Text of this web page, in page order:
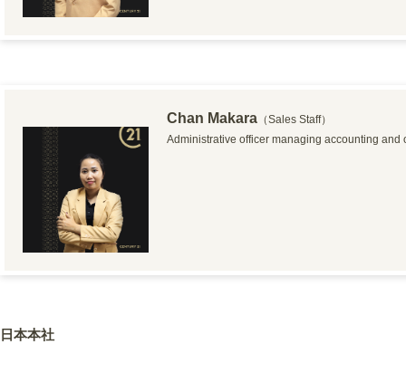
Chan Makara （Sales Staff）
Administrative officer managing accounting
日本本社